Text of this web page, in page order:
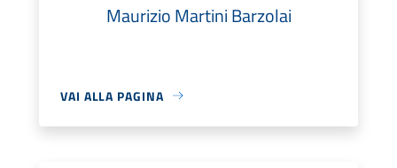
Maurizio Martini Barzolai
VAI ALLA PAGINA